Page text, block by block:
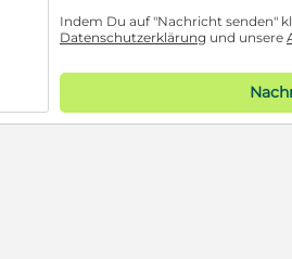
Indem Du auf "Nachricht senden"
Datenschutzerklärung und unsere